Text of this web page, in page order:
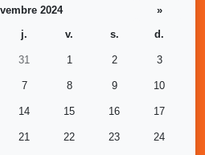
2024
»
j. v. s. d.
31 1 2 3
7 8 9 10
14 15 16 17
21 22 23 24